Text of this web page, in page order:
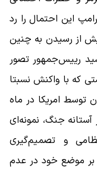
این احتمال را رد
از رسیدن به چنین
رییس‌جمهور تصور
که با واکنش نسبتا
توسط امریکا در ماه
جنگ، نمونه‌ای
و تصمیم‌گیری
بر موضع خود در عدم